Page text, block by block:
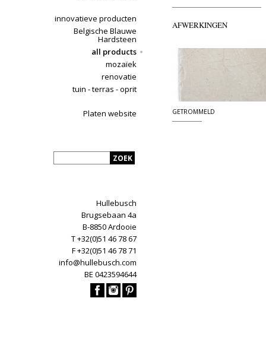
innovatieve producten
Belgische Blauwe
Hardsteen
all products
mozaïek
renovatie
tuin - terras - oprit
Platen website
Hullebusch
Brugsebaan 4a
B-8850 Ardooie
T +32(0)51 46 78 67
F +32(0)51 46 78 71
info@hullebusch.com
BE 0423594644
AFWERKINGEN
GETROMMELD